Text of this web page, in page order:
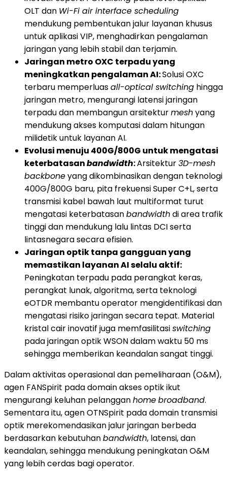
OLT dan Wi-Fi air interface scheduling
mendukung pembentukan jalur layanan khusus
untuk aplikasi VIP, menghadirkan pengalaman
jaringan yang lebih stabil dan terjamin.
Jaringan metro OXC terpadu yang
meningkatkan pengalaman AI:Solusi OXC
terbaru memperluasall-optical switching hingga
jaringan metro, mengurangi latensi jaringan
terpadu dan membangun arsitekturmeshyang
mendukung akses komputasi dalam hitungan
milidetik untuk layanan AI.
Evolusi menuju 400G/800G untuk mengatasi
keterbatasanbandwidth:Arsitektur3D-mesh
backboneyang dikombinasikan dengan teknologi
400G/800G baru, pita frekuensi Super C+L, serta
transmisi kabel bawah laut multiformat turut
mengatasi keterbatasanbandwidthdi area trafik
tinggi dan mendukung lalu lintas DCI serta
lintasnegara secara efisien.
Jaringan optik tanpa gangguan yang
memastikan layanan AI selalu aktif:
Peningkatan terpadu pada perangkat keras,
perangkat lunak, algoritma, serta teknologi
eOTDR membantu operator mengidentifikasi dan
mengatasi risiko jaringan secara tepat. Material
kristal cair inovatif juga memfasilitasiswitching
pada jaringan optik WSON dalam waktu 50 ms
sehingga memberikan keandalan sangat tinggi.
Dalam aktivitas operasional dan pemeliharaan (O&M),
agen FANSpirit pada domain akses optik ikut
mengurangi keluhan pelangganhomebroadband.
Sementara itu, agen OTNSpirit pada domain transmisi
optik merekomendasikan jalur jaringan berbeda
berdasarkan kebutuhanbandwidth, latensi, dan
keandalan, sehingga mendukung peningkatan O&M
yang lebih cerdas bagi operator.